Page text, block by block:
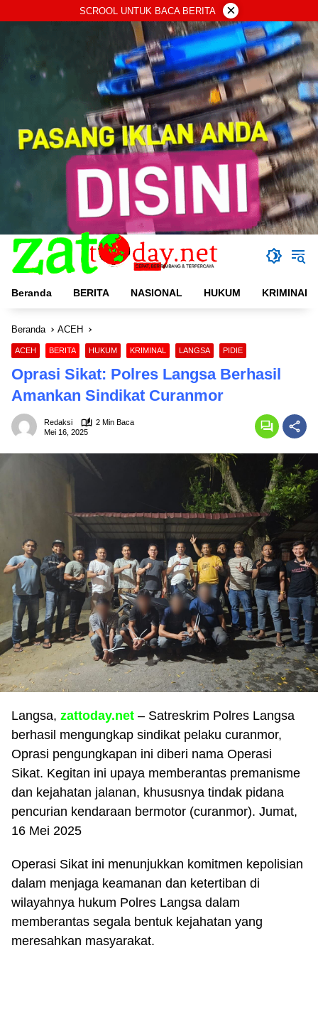
ke
SCROOL UNTUK BACA BERITA ×
Beranda BERITA NASIONAL HUKUM KRIMINAL
Beranda ACEH
ACEH BERITA HUKUM KRIMINAL LANGSA PIDIE
Oprasi Sikat: Polres Langsa Berhasil
Amankan Sindikat Curanmor
Redaksi
2 Min Baca
Mei 16, 2025
Langsa, zattoday.net – Satreskrim Polres Langsa
berhasil mengungkap sindikat pelaku curanmor,
Oprasi pengungkapan ini diberi nama Operasi
Sikat. Kegitan ini upaya memberantas premanisme
dan kejahatan jalanan, khususnya tindak pidana
pencurian kendaraan bermotor (curanmor). Jumat,
16 Mei 2025
Operasi Sikat ini menunjukkan komitmen kepolisian
dalam menjaga keamanan dan ketertiban di
wilayahnya hukum Polres Langsa dalam
memberantas segala bentuk kejahatan yang
meresahkan masyarakat.